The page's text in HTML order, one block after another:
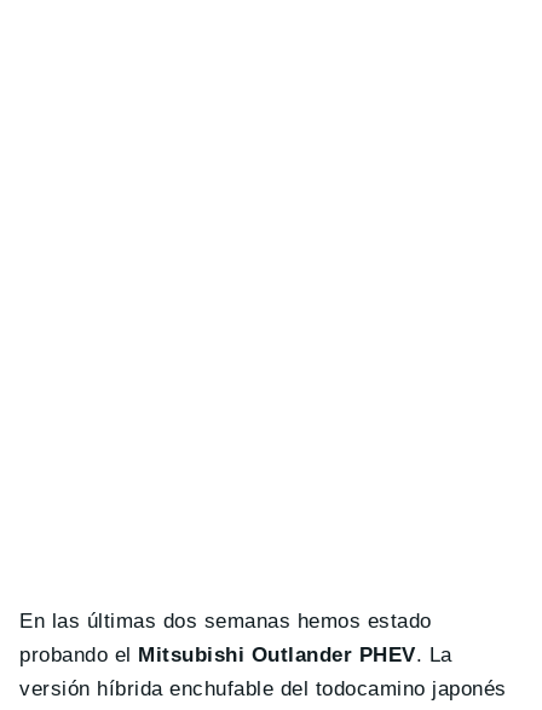
En las últimas dos semanas hemos estado
probando el Mitsubishi Outlander PHEV. La
versión híbrida enchufable del todocamino japonés